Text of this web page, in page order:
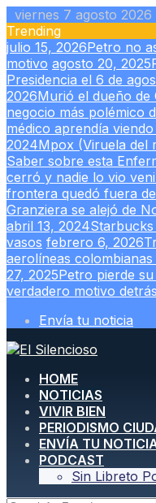
Skip
to
content
viernes 7 agosto 2026
Trending
julio 15, 2026Petro no
motivo agosto 20, 2025
Presidencia el 6 de
2026Murió el dueño de
negocio más polémico
médico aprendía
2024Mpox (Viruela del
Saber sobre esta
cerró y nadie lo vio
frontera quedó fuera
Granziera se alejó de
abril 13, 2024
vasos febrero 6, 2026
aerolíneas
27, 2025Petro pierde
verdadero motivo
Envía tu noticia
HOME
NOTICIAS
VIVIR BIEN
PERIODISMO
ENVÍA TU
PODCAST
Sin Libreto